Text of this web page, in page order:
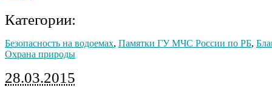
Категории:
Безопасность на водоемах, Памятки ГУ МЧС России по РБ,
Охрана природы
28.03.2015